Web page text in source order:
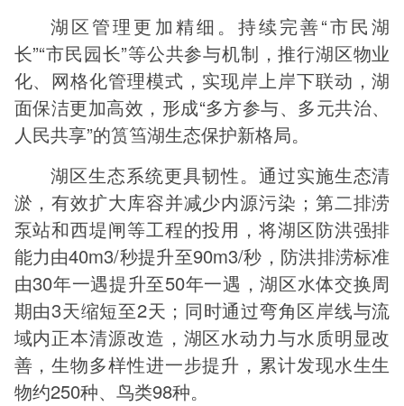
湖区管理更加精细。持续完善“市民湖
长”“市民园长”等公共参与机制，推行湖区物业
化、网格化管理模式，实现岸上岸下联动，湖
面保洁更加高效，形成“多方参与、多元共治、
人民共享”的筼筜湖生态保护新格局。
湖区生态系统更具韧性。通过实施生态清
淤，有效扩大库容并减少内源污染；第二排涝
泵站和西堤闸等工程的投用，将湖区防洪强排
能力由40m3/秒提升至90m3/秒，防洪排涝标准
由30年一遇提升至50年一遇，湖区水体交换周
期由3天缩短至2天；同时通过弯角区岸线与流
域内正本清源改造，湖区水动力与水质明显改
善，生物多样性进一步提升，累计发现水生生
物约250种、鸟类98种。